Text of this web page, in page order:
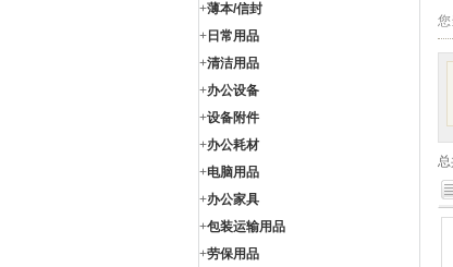
+薄本/信封
+ 日常用品
+清洁用品
+办公设备
+设备附件
+办公耗材
+电脑用品
+办公家具
+包装运输用品
+劳保用品
您
总